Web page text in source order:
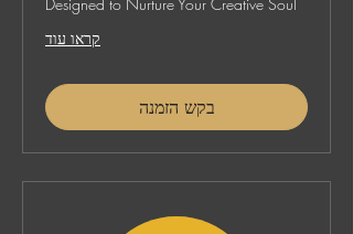
קראו עוד
בקש הזמנה